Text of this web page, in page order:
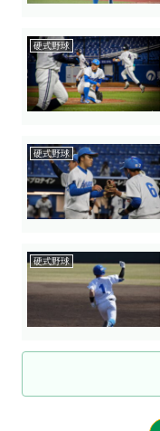
硬式野球
硬式野球
硬式野球